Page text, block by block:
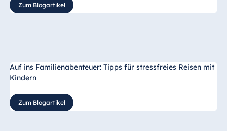
Zum Blogartikel
Auf ins Familienabenteuer: Tipps für stressfreies Reisen mit
Kindern
Zum Blogartikel